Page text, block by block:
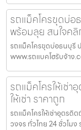
รถแม็คโครขุดบ่อ
พร้อมลุย สนใจค
รถแม็คโครขุดบ่อธนบุรี
www.รถแบคโฮรับจ้าง
รถแม็คโครให้เช่
ให้เช่า ราคาถูก
รถแม็คโครให้เช่าอุตรดิ
วงจร ทั่วไทย 24 ชั่วโม